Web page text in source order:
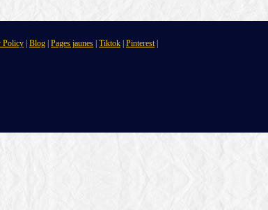
Policy | Blog | Pages jaunes | Tiktok | Pinterest |